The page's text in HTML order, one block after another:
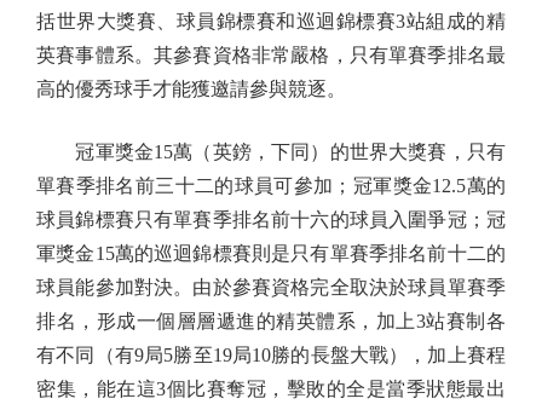
括世界大獎賽、球員錦標賽和巡迴錦標賽3站組成的精
英賽事體系。其參賽資格非常嚴格，只有單賽季排名最
高的優秀球手才能獲邀請參與競逐。
冠軍獎金15萬（英鎊，下同）的世界大獎賽，只有
單賽季排名前三十二的球員可參加；冠軍獎金12.5萬的
球員錦標賽只有單賽季排名前十六的球員入圍爭冠；冠
軍獎金15萬的巡迴錦標賽則是只有單賽季排名前十二的
球員能參加對決。由於參賽資格完全取決於球員單賽季
排名，形成一個層層遞進的精英體系，加上3站賽制各
有不同（有9局5勝至19局10勝的長盤大戰），加上賽程
密集，能在這3個比賽奪冠，擊敗的全是當季狀態最出